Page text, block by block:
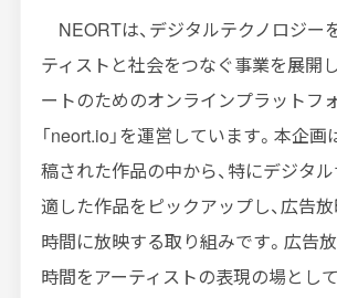
NEORTは、デジタルテクノロジー
ティストと社会をつなぐ事業を展開
ートのためのオンラインプラットフ
「neort.io 」を運営しています。本企画
稿された作品の中から、特にデジタ
適した作品をピックアップし、広告
時間に放映する取り組みです。広告
時間をアーティストの表現の場とし